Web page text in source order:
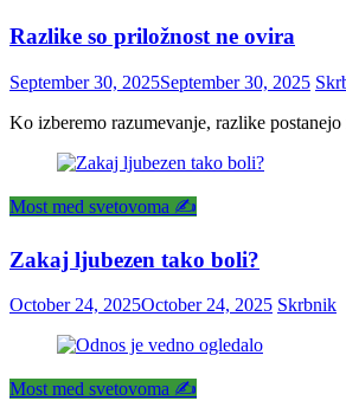
Razlike so priložnost ne ovira
September 30, 2025September 30, 2025
Ko izberemo razumevanje, razlike
Most med svetovoma ✍️
Zakaj ljubezen tako boli?
October 24, 2025October 24, 2025 Skrbnik
Most med svetovoma ✍️